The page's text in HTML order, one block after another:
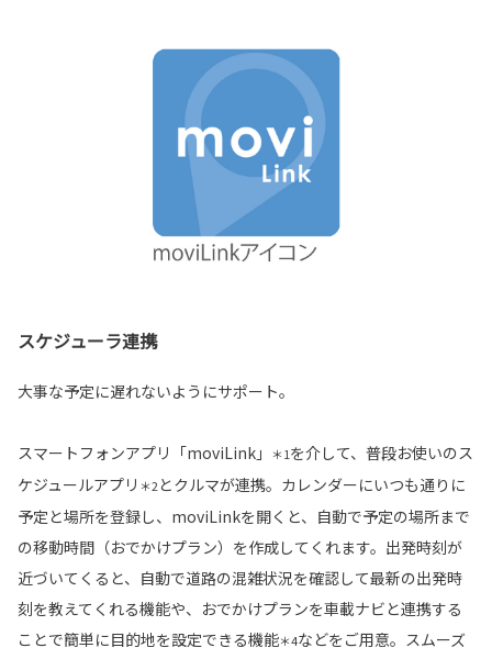
スケジューラ連携
大事な予定に遅れないようにサポート。
スマートフォンアプリ「moviLink」 ＊1を介して、普段お使いのス
ケジュールアプリ ＊2とクルマが連携。カレンダーにいつも通りに
予定と場所を登録し、moviLinkを開くと、自動で予定の場所まで
の移動時間（おでかけプラン）を作成してくれます。出発時刻が
近づいてくると、自動で道路の混雑状況を確認して最新の出発時
刻を教えてくれる機能や、おでかけプランを車載ナビと連携する
ことで簡単に目的地を設定できる機能＊4などをご用意。スムーズ